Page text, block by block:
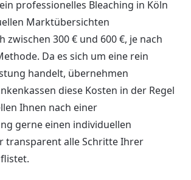
professionelles Bleaching in Köln
Marktübersichten
zwischen 300 € und 600 €, je nach
Da es sich um eine rein
handelt, übernehmen
diese Kosten in der Regel
Ihnen nach einer
gerne einen individuellen
transparent alle Schritte Ihrer